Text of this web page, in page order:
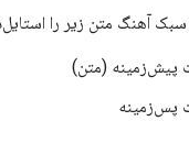
آهنگ متن زیر را
پیش‌زمینه (متن)
پس‌زمینه